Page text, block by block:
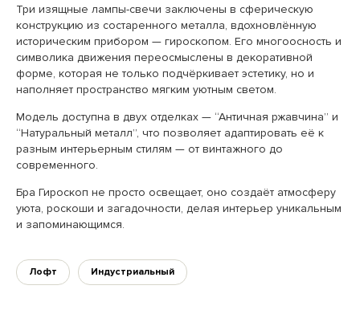
Три изящные лампы-свечи заключены в сферическую
конструкцию из состаренного металла, вдохновлённую
историческим прибором — гироскопом. Его многоосность и
символика движения переосмыслены в декоративной
форме, которая не только подчёркивает эстетику, но и
наполняет пространство мягким уютным светом.
Модель доступна в двух отделках — “Античная ржавчина” и
“Натуральный металл”, что позволяет адаптировать её к
разным интерьерным стилям — от винтажного до
современного.
Бра Гироскоп не просто освещает, оно создаёт атмосферу
уюта, роскоши и загадочности, делая интерьер уникальным
и запоминающимся.
Лофт Индустриальный